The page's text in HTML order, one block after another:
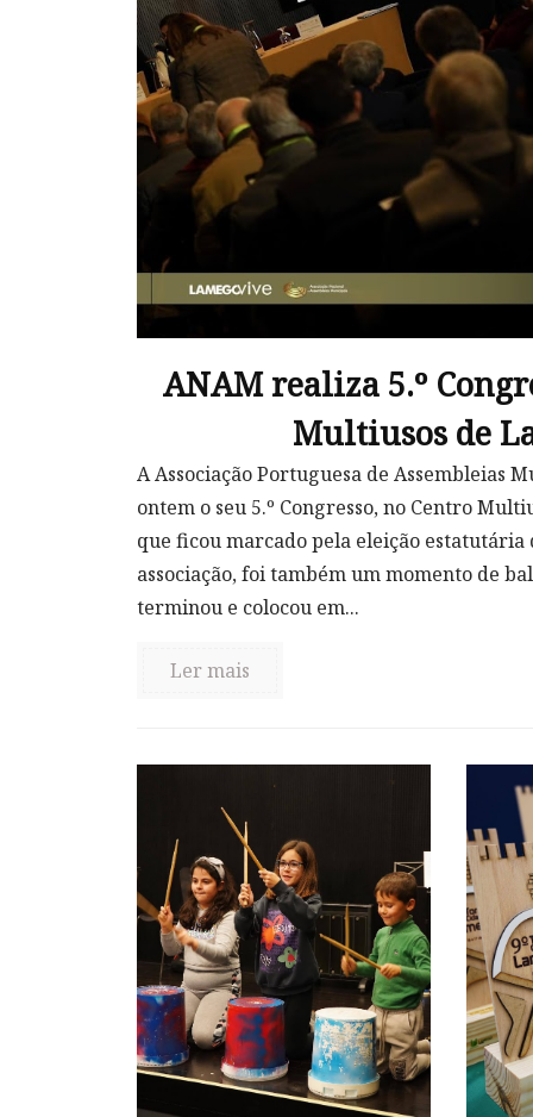
ANAM realiza 5.º
Multiusos de
A Associação Portuguesa de Assembleias
ontem o seu 5.º Congresso, no Centro
que ficou marcado pela eleição estatutária
associação, foi também um momento de
terminou e colocou em...
Ler mais